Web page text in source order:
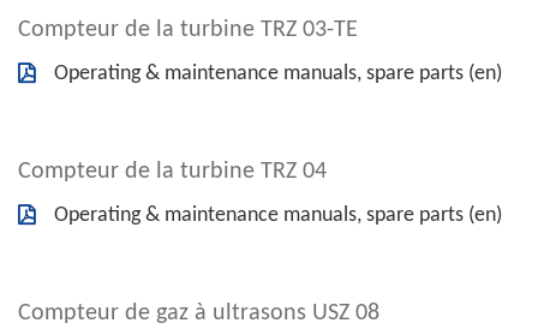
Compteur de la turbine TRZ 03-TE
Operating & maintenance manuals, spare parts (en)
Compteur de la turbine TRZ 04
Operating & maintenance manuals, spare parts (en)
Compteur de gaz à ultrasons USZ 08